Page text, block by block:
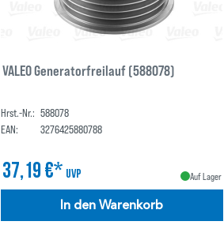
VALEO Generatorfreilauf (588078)
Hrst.-Nr.: 588078
EAN:
3276425880788
37,19 €* UVP Auf Lager
In den Warenkorb